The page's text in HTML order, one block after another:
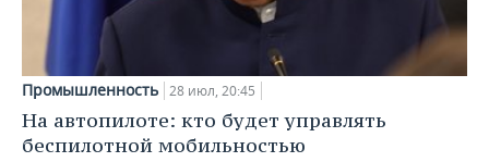
Промышленность 28 июл, 20:45
На автопилоте: кто будет управлять
беспилотной мобильностью